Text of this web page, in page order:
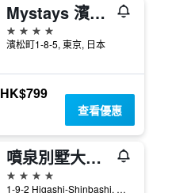
Mystays 濱松町精品酒店
4星級
濱松町1-8-5, 東京, 日本
HK$799
查看優惠
噴泉別墅大酒店 - 東京汐留
4星級
1-9-2 Higashi-Shinbashi, Minato-ku, 東京, 日本